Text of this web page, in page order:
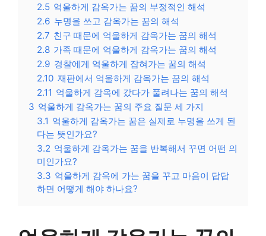
2.5 억울하게 감옥가는 꿈의 부정적인 해석
2.6 누명을 쓰고 감옥가는 꿈의 해석
2.7 친구 때문에 억울하게 감옥가는 꿈의 해석
2.8 가족 때문에 억울하게 감옥가는 꿈의 해석
2.9 경찰에게 억울하게 잡혀가는 꿈의 해석
2.10 재판에서 억울하게 감옥가는 꿈의 해석
2.11 억울하게 감옥에 갔다가 풀려나는 꿈의 해석
3 억울하게 감옥가는 꿈의 주요 질문 세 가지
3.1 억울하게 감옥가는 꿈은 실제로 누명을 쓰게 된
다는 뜻인가요?
3.2 억울하게 감옥가는 꿈을 반복해서 꾸면 어떤 의
미인가요?
3.3 억울하게 감옥에 가는 꿈을 꾸고 마음이 답답
하면 어떻게 해야 하나요?